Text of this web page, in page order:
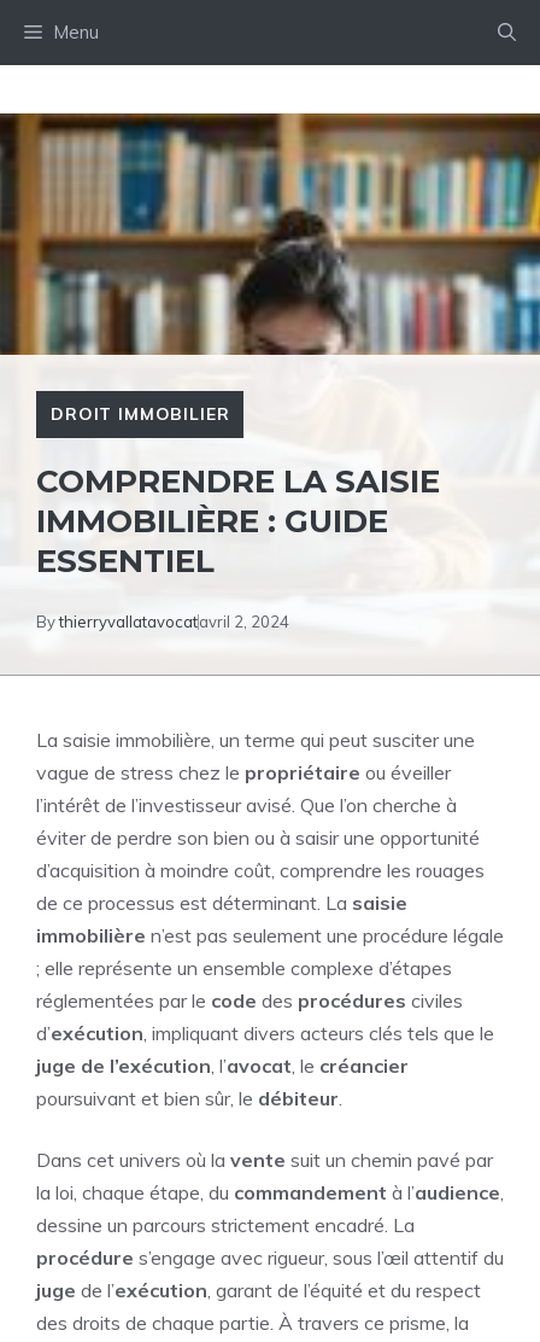
Menu
DROIT IMMOBILIER
COMPRENDRE LA SAISIE
IMMOBILIÈRE : GUIDE
ESSENTIEL
Bythierryvallatavocatavril 2, 2024
La saisie immobilière, un terme qui peut susciter une
vague de stress chez le propriétaire ou éveiller
l’intérêt de l’investisseur avisé. Que l’on cherche à
éviter de perdre son bien ou à saisir une opportunité
d’acquisition à moindre coût, comprendre les rouages
de ce processus est déterminant. La saisie
immobilière n’est pas seulement une procédure légale
; elle représente un ensemble complexe d’étapes
réglementées par le code des procédures civiles
d’exécution, impliquant divers acteurs clés tels que le
juge de l’exécution, l’avocat, le créancier
poursuivant et bien sûr, le débiteur.
Dans cet univers où la vente suit un chemin pavé par
la loi, chaque étape, du commandement à l’audience,
dessine un parcours strictement encadré. La
procédure s’engage avec rigueur, sous l’œil attentif du
juge de l’exécution, garant de l’équité et du respect
des droits de chaque partie. À travers ce prisme, la